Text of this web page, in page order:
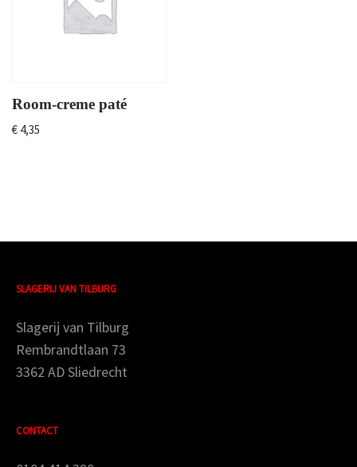
Room-creme paté
€ 4,35
SLAGERIJ VAN TILBURG
Slagerij van Tilburg
Rembrandtlaan 73
3362 AD Sliedrecht
CONTACT